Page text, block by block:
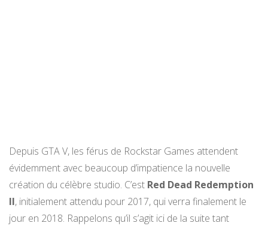
Depuis GTA V, les férus de Rockstar Games attendent
évidemment avec beaucoup d’impatience la nouvelle
création du célèbre studio. C’est Red Dead Redemption
II, initialement attendu pour 2017, qui verra finalement le
jour en 2018. Rappelons qu’il s’agit ici de la suite tant